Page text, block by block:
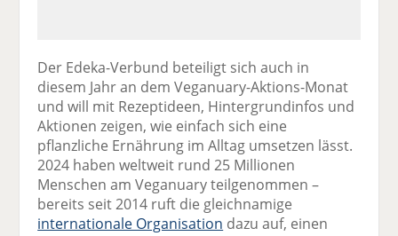
Der Edeka-Verbund beteiligt sich auch in
diesem Jahr an dem Veganuary-Aktions-Monat
und will mit Rezeptideen, Hintergrundinfos und
Aktionen zeigen, wie einfach sich eine
pflanzliche Ernährung im Alltag umsetzen lässt.
2024 haben weltweit rund 25 Millionen
Menschen am Veganuary teilgenommen –
bereits seit 2014 ruft die gleichnamige
internationale Organisation dazu auf, einen